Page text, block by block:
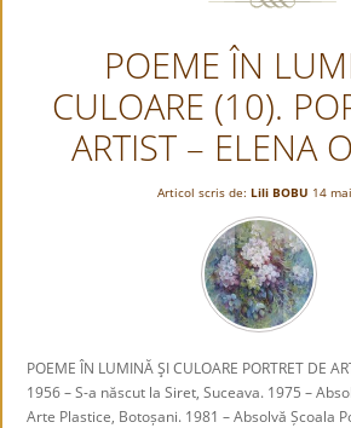
POEME ÎN
CULOARE (10).
ARTIST – ELENA
Articol scris de: Lili BOBU 14
POEME ÎN LUMINĂ ŞI CULOARE PORTRET DE
1956 – S-a născut la Siret, Suceava. 1975 –
Arte Plastice, Botoșani. 1981 – Absolvă Școala